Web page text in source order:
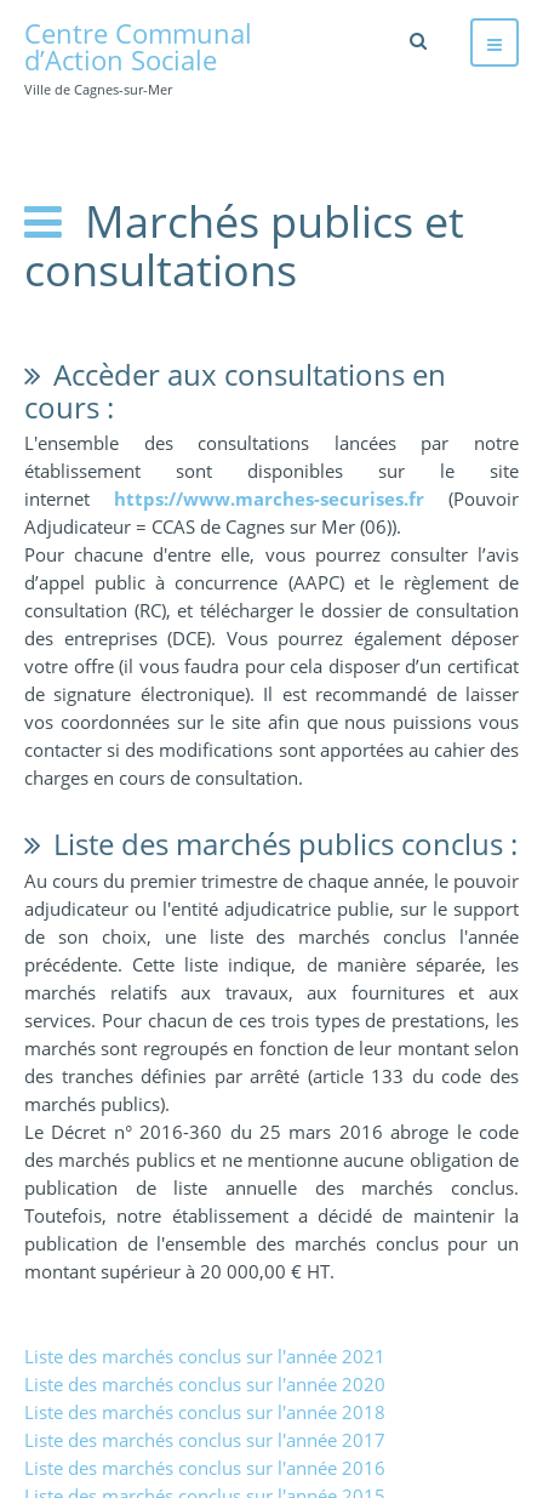
Centre Communal
d’Action Sociale
Ville de Cagnes-sur-Mer
Marchés publics et
consultations
Accèder aux consultations en
cours :
L'ensemble des consultations lancées par notre
établissement sont disponibles sur le site
internet
https://www.marches-securises.fr (Pouvoir
Adjudicateur = CCAS de Cagnes sur Mer (06)).
Pour chacune d'entre elle, vous pourrez consulter l’avis
d’appel public à concurrence (AAPC) et le règlement de
consultation (RC), et télécharger le dossier de consultation
des entreprises (DCE). Vous pourrez également déposer
votre offre (il vous faudra pour cela disposer d’un certificat
de signature électronique). Il est recommandé de laisser
vos coordonnées sur le site afin que nous puissions vous
contacter si des modifications sont apportées au cahier des
charges en cours de consultation.
Liste des marchés publics conclus :
Au cours du premier trimestre de chaque année, le pouvoir
adjudicateur ou l'entité adjudicatrice publie, sur le support
de son choix, une liste des marchés conclus l'année
précédente. Cette liste indique, de manière séparée, les
marchés relatifs aux travaux, aux fournitures et aux
services. Pour chacun de ces trois types de prestations, les
marchés sont regroupés en fonction de leur montant selon
des tranches définies par arrêté (article 133 du code des
marchés publics).
Le Décret n° 2016-360 du 25 mars 2016 abroge le code
des marchés publics et ne mentionne aucune obligation de
publication de liste annuelle des marchés conclus.
Toutefois, notre établissement a décidé de maintenir la
publication de l'ensemble des marchés conclus pour un
montant supérieur à 20 000,00 € HT.
Liste des marchés conclus sur l'année 2021
Liste des marchés conclus sur l'année 2020
Liste des marchés conclus sur l'année 2018
Liste des marchés conclus sur l'année 2017
Liste des marchés conclus sur l'année 2016